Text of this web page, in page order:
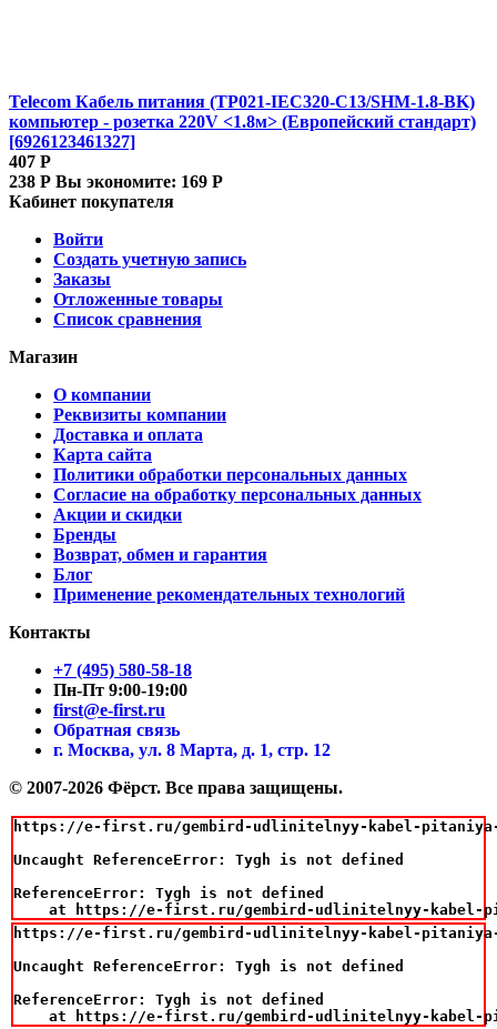
Telecom Кабель питания (TP021-IEC320-C13/SHM-1.8-BK)
компьютер - розетка 220V <1.8м> (Европейский стандарт)
[6926123461327]
407 Р
238 Р Вы экономите: 169 Р
Кабинет покупателя
Войти
Создать учетную запись
Заказы
Отложенные товары
Список сравнения
Магазин
О компании
Реквизиты компании
Доставка и оплата
Карта сайта
Политики обработки персональных данных
Согласие на обработку персональных данных
Акции и скидки
Бренды
Возврат, обмен и гарантия
Блог
Применение рекомендательных технологий
Контакты
+7 (495) 580-58-18
Пн-Пт 9:00-19:00
first@e-first.ru
Обратная связь
г. Москва, ул. 8 Марта, д. 1, стр. 12
© 2007-2026 Фёрст. Все права защищены.
https://e-first.ru/gembird-udlinitelnyy-kabel-pitaniya-
Uncaught ReferenceError: Tygh is not defined
ReferenceError: Tygh is not defined
at https://e-first.ru/gembird-udlinitelnyy-kabel-
https://e-first.ru/gembird-udlinitelnyy-kabel-pitaniya-
Uncaught ReferenceError: Tygh is not defined
ReferenceError: Tygh is not defined
at https://e-first.ru/gembird-udlinitelnyy-kabel-